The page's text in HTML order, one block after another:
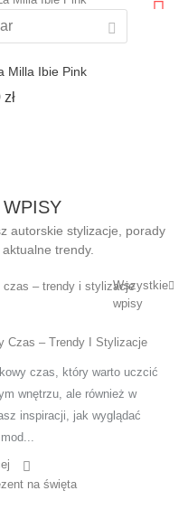
Milla Ibie Pink
Cena
autorskie stylizacje, porady
trendy.
Czas – Trendy I Stylizacje
czas, który warto uczcić
wnętrzu, ale również w
inspiracji, jak wyglądać
Wszystkie
wpisy